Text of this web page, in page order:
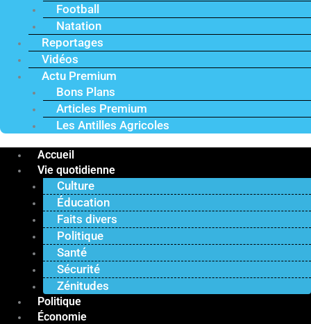
Football
Natation
Reportages
Vidéos
Actu Premium
Bons Plans
Articles Premium
Les Antilles Agricoles
Accueil
Vie quotidienne
Culture
Éducation
Faits divers
Politique
Santé
Sécurité
Zénitudes
Politique
Économie